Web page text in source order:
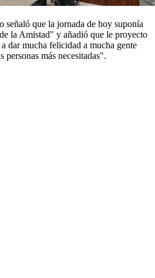
señaló que la jornada de hoy suponía
la Amistad" y añadió que le proyecto
dar mucha felicidad a mucha gente
personas más necesitadas".